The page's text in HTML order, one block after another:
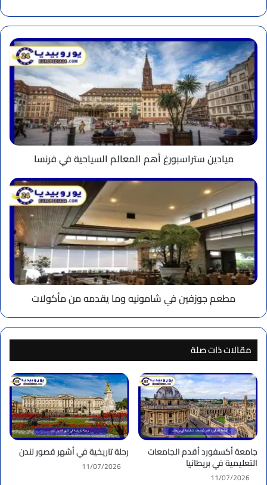
ميادين
ستراسبورغ
أهم
المعالم
السياحية
في
فرنسا
ميادين ستراسبورغ أهم المعالم السياحية في فرنسا
مطعم
جوزفين
في
شامونيه
وما
يقدمه
من
مأكولات
مطعم جوزفين في شامونيه وما يقدمه من مأكولات
مقالات ذات صلة
جامعة أكسفورد أقدم الجامعات
التعليمية في بريطانيا
11/07/2026
رحلة تاريخية في أشهر قصور لندن
11/07/2026